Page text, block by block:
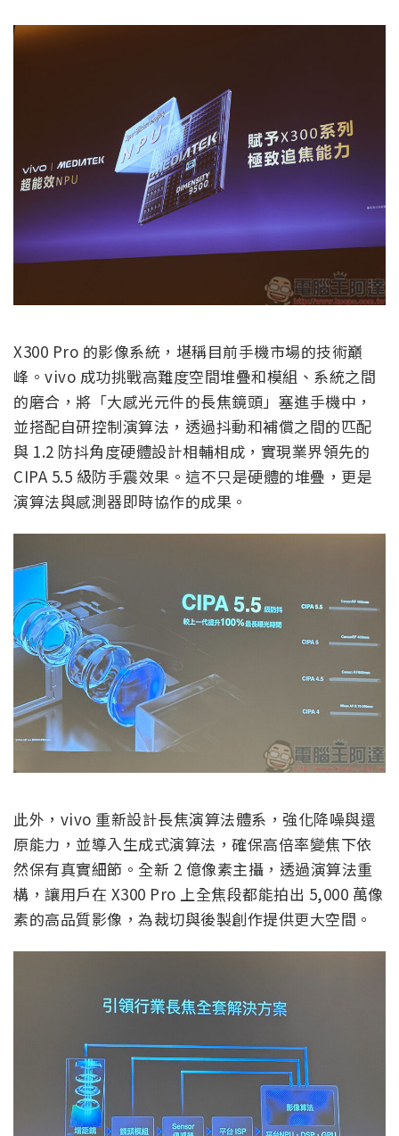
X300 Pro 的影像系統，堪稱目前手機市場的技術巔
峰。vivo 成功挑戰高難度空間堆疊和模組、系統之間
的磨合，將「大感光元件的長焦鏡頭」塞進手機中，
並搭配自研控制演算法，透過抖動和補償之間的匹配
與 1.2 防抖角度硬體設計相輔相成，實現業界領先的
CIPA 5.5 級防手震效果。這不只是硬體的堆疊，更是
演算法與感測器即時協作的成果。
此外，vivo 重新設計長焦演算法體系，強化降噪與還
原能力，並導入生成式演算法，確保高倍率變焦下依
然保有真實細節。全新 2 億像素主攝，透過演算法重
構，讓用戶在 X300 Pro 上全焦段都能拍出 5,000 萬像
素的高品質影像，為裁切與後製創作提供更大空間。